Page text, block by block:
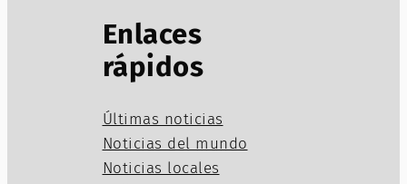
Enlaces
rápidos
Últimas noticias
Noticias del mundo
Noticias locales